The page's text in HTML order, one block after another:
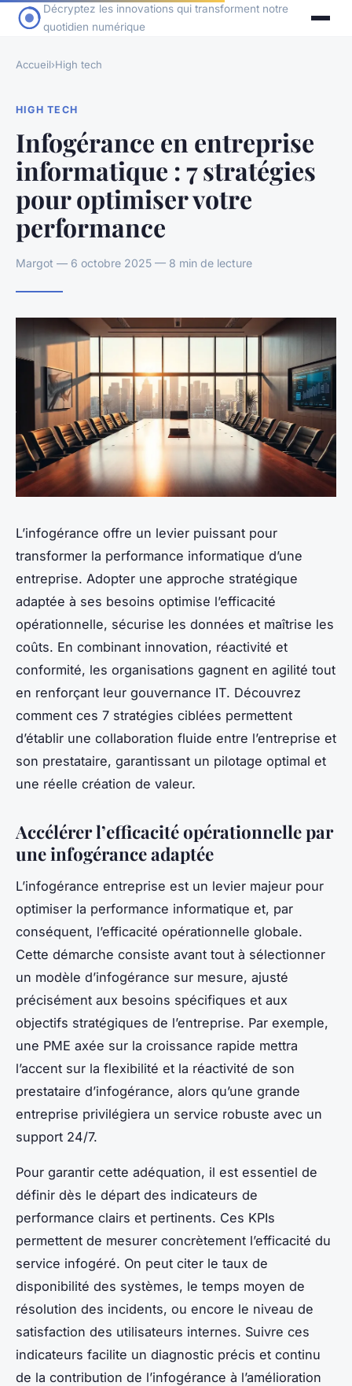
Décryptez les innovations qui transforment notre
quotidien numérique
Accueil›High tech
HIGH TECH
Infogérance en entreprise
informatique : 7 stratégies
pour optimiser votre
performance
Margot — 6 octobre 2025 — 8 min de lecture
L’infogérance offre un levier puissant pour
transformer la performance informatique d’une
entreprise. Adopter une approche stratégique
adaptée à ses besoins optimise l’efficacité
opérationnelle, sécurise les données et maîtrise les
coûts. En combinant innovation, réactivité et
conformité, les organisations gagnent en agilité tout
en renforçant leur gouvernance IT. Découvrez
comment ces 7 stratégies ciblées permettent
d’établir une collaboration fluide entre l’entreprise et
son prestataire, garantissant un pilotage optimal et
une réelle création de valeur.
Accélérer l’efficacité opérationnelle par
une infogérance adaptée
L’infogérance entreprise est un levier majeur pour
optimiser la performance informatique et, par
conséquent, l’efficacité opérationnelle globale.
Cette démarche consiste avant tout à sélectionner
un modèle d’infogérance sur mesure, ajusté
précisément aux besoins spécifiques et aux
objectifs stratégiques de l’entreprise. Par exemple,
une PME axée sur la croissance rapide mettra
l’accent sur la flexibilité et la réactivité de son
prestataire d’infogérance, alors qu’une grande
entreprise privilégiera un service robuste avec un
support 24/7.
Pour garantir cette adéquation, il est essentiel de
définir dès le départ des indicateurs de
performance clairs et pertinents. Ces KPIs
permettent de mesurer concrètement l’efficacité du
service infogéré. On peut citer le taux de
disponibilité des systèmes, le temps moyen de
résolution des incidents, ou encore le niveau de
satisfaction des utilisateurs internes. Suivre ces
indicateurs facilite un diagnostic précis et continu
de la contribution de l’infogérance à l’amélioration